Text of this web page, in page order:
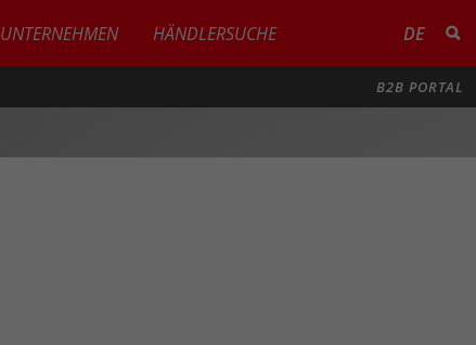
UNTERNEHMEN HÄNDLERSUCHE DE
B2B PORTAL